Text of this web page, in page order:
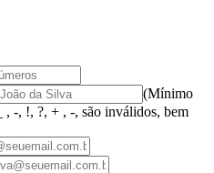
(Mínimo
, -, !, ?, + , -, são inválidos, bem